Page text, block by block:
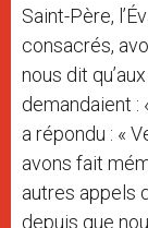
Saint-Père,
consacrés,
nous dit
demandaient :
a répondu : «
avons fait
autres appels
depuis que